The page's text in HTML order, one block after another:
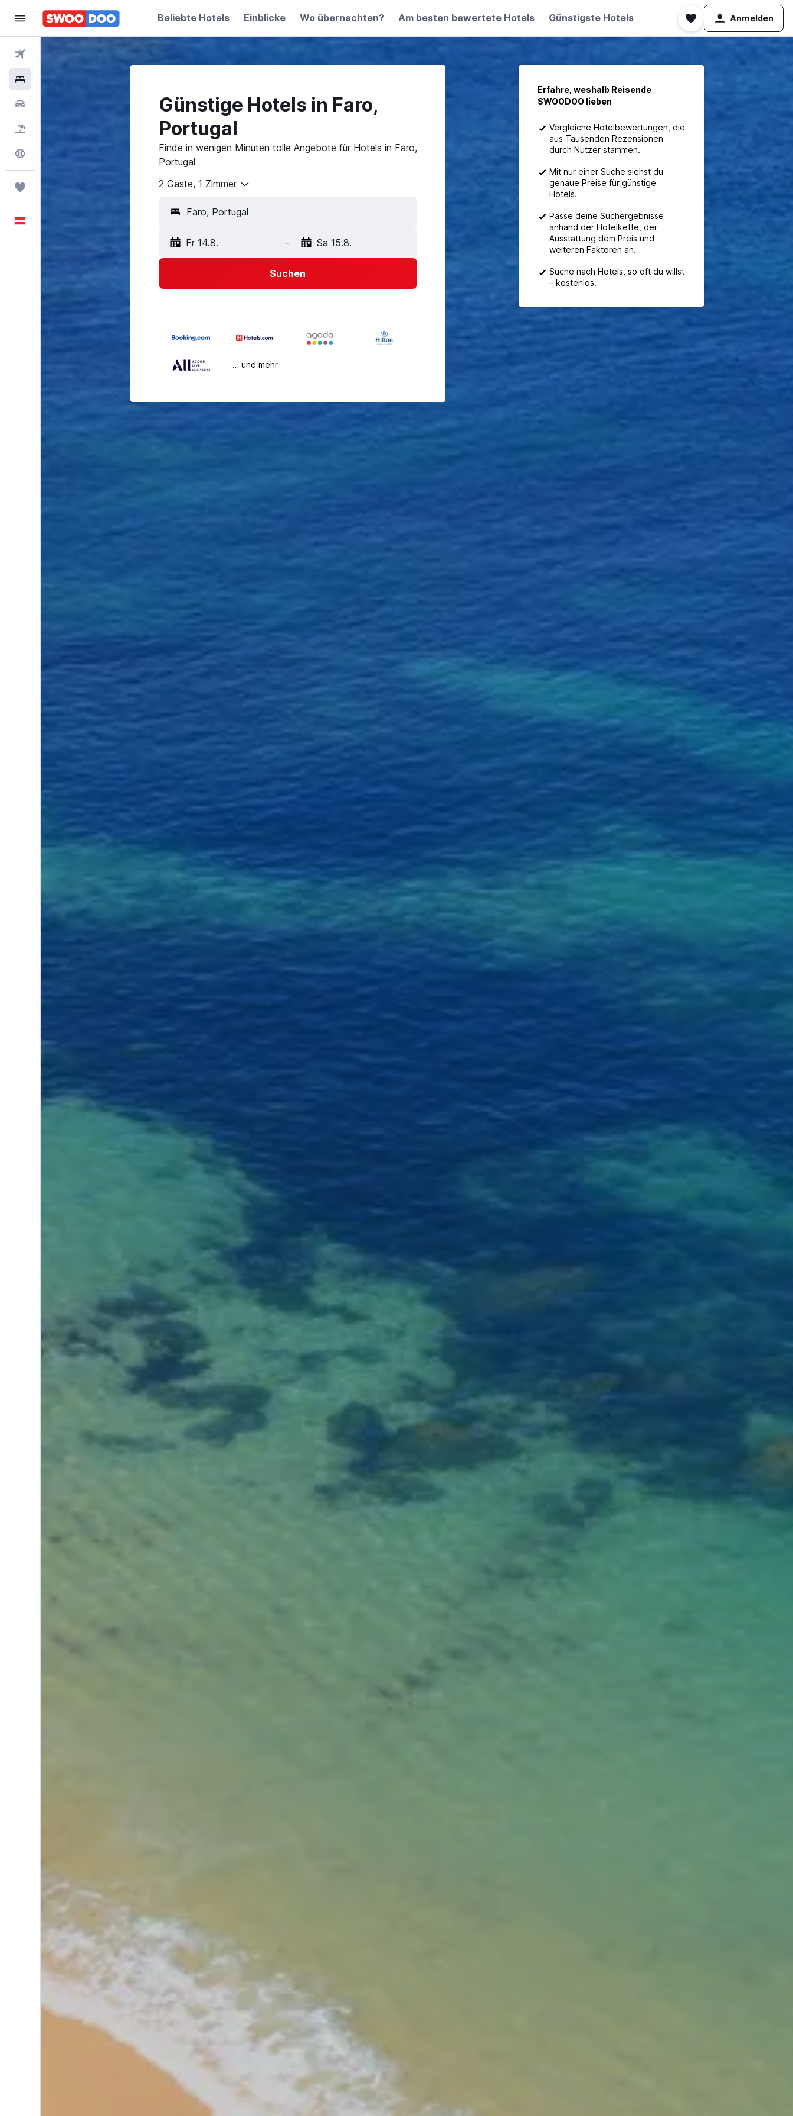
Beliebte Hotels Einblicke Wo übernachten? Am besten bewertete Hotels Günstigste Hotels Anmelden
Günstige Hotels in Faro,
Portugal
Finde in wenigen Minuten tolle Angebote für Hotels in Faro,
Portugal
2 Gäste, 1 Zimmer
Faro, Portugal
Fr 14.8. - Sa 15.8.
Suchen
… und mehr
Erfahre, weshalb Reisende
SWOODOO lieben
Vergleiche Hotelbewertungen, die
aus Tausenden Rezensionen
durch Nutzer stammen.
Mit nur einer Suche siehst du
genaue Preise für günstige
Hotels.
Passe deine Suchergebnisse
anhand der Hotelkette, der
Ausstattung dem Preis und
weiteren Faktoren an.
Suche nach Hotels, so oft du willst
– kostenlos.